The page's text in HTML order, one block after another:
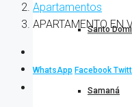
Santo
Samaná
Apartamentos
APARTAMENTO EN
WhatsApp Facebook